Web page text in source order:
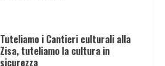
Tuteliamo i Cantieri culturali alla
Zisa, tuteliamo la cultura in
sicurezza